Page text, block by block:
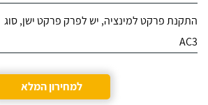
התקנת פרקט למינציה, יש לפרק פרקט ישן, סוג
AC3
למחירון המלא